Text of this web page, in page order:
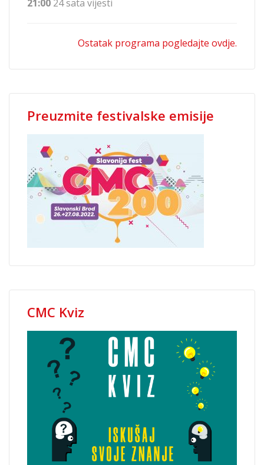
21:00 24 sata vijesti
Ostatak programa pogledajte ovdje.
Preuzmite festivalske emisije
CMC Kviz